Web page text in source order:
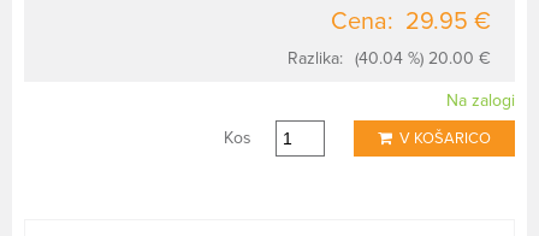
Cena: 29.95 €
Razlika: (40.04 %) 20.00 €
Na zalogi
Kos
V KOŠARICO